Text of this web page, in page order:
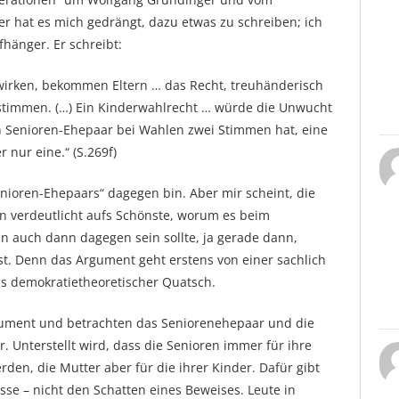
hat es mich gedrängt, dazu etwas zu schreiben; ich
Er schreibt:
bekommen Eltern … das Recht, treuhänderisch
(…) Ein Kinderwahlrecht … würde die Unwucht
Ehepaar bei Wahlen zwei Stimmen hat, eine
eine.“ (S.269f)
Ehepaars“ dagegen bin. Aber mir scheint, die
verdeutlicht aufs Schönste, worum es beim
auch dann dagegen sein sollte, ja gerade dann,
Denn das Argument geht erstens von einer sachlich
demokratietheoretischer Quatsch.
und betrachten das Seniorenehepaar und die
Unterstellt wird, dass die Senioren immer für ihre
die Mutter aber für die ihrer Kinder. Dafür gibt
– nicht den Schatten eines Beweises. Leute in